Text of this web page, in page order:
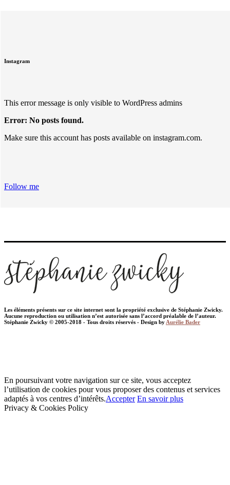
Instagram
This error message is only visible to WordPress admins
Error: No posts found.
Make sure this account has posts available on instagram.com.
Follow me
Les éléments présents sur ce site internet sont la propriété exclusive de Stéphanie Zwicky.
Aucune reproduction ou utilisation n’est autorisée sans l’accord préalable de l’auteur.
Stéphanie Zwicky © 2005-2018 - Tous droits réservés - Design by Aurélie Bader
En poursuivant votre navigation sur ce site, vous acceptez
l’utilisation de cookies pour vous proposer des contenus et services
adaptés à vos centres d’intérêts.Accepter En savoir plus
Privacy & Cookies Policy